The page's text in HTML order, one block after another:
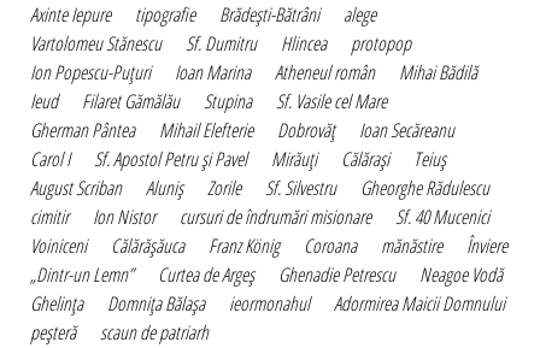
Axinte Iepure tipografie Brădeşti-Bătrâni
alege
Vartolomeu Stănescu
Sf. Dumitru Hlincea
protopop
Ion Popescu-Puţuri
Ioan Marina Atheneul român
Mihai Bădilă
Ieud
Filaret Gămălău Stupina
Sf. Vasile cel Mare
Gherman Pântea
Mihail Elefterie Dobrovăţ
Ioan Secăreanu
Carol I
Sf. Apostol Petru şi Pavel Mirăuţi Călăraşi
Teiuş
August Scriban
Aluniş Zorile Sf. Silvestru
Gheorghe Rădulescu
cimitir
Ion Nistor cursuri de îndrumări misionare
Sf. 40 Mucenici
Voiniceni
Călărăşăuca Franz König Coroana mănăstire
Înviere
„Dintr-un Lemn”
Curtea de Argeş Ghenadie Petrescu
Neagoe Vodă
Ghelinţa
Domniţa Bălaşa ieormonahul
Adormirea Maicii Domnului
peşteră
scaun de patriarh